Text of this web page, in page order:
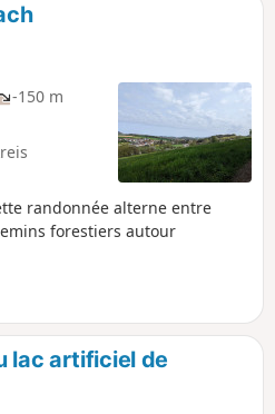
-150 m
randonnée alterne entre
forestiers autour
lac artificiel de